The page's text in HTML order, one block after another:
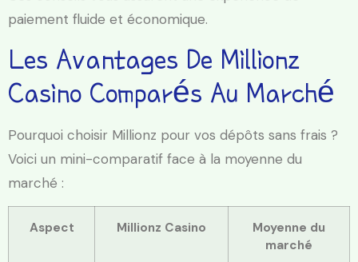
paiement fluide et économique.
Les Avantages De Millionz
Casino Comparés Au Marché
Pourquoi choisir Millionz pour vos dépôts sans frais ?
Voici un mini-comparatif face à la moyenne du
marché :
Aspect Millionz Casino
Moyenne du
marché